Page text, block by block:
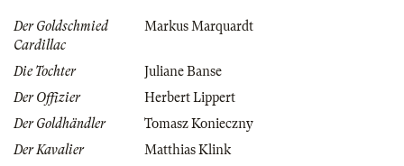
Der Goldschmied
Cardillac
Markus Marquardt
Die Tochter
Juliane Banse
Der Offizier
Herbert Lippert
Der Goldhändler
Tomasz Konieczny
Der Kavalier
Matthias Klink